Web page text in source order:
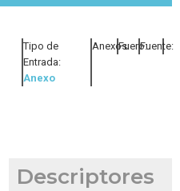
Tipo de
Entrada:
Anexo
Anexos:Fuero:Fuente:
Descriptores